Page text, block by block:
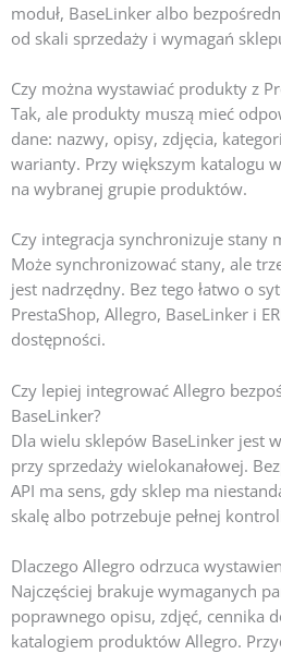
moduł, BaseLinker albo
od skali sprzedaży i wymagań
Czy można wystawiać produkty z
Tak, ale produkty muszą mieć
dane: nazwy, opisy, zdjęcia,
warianty. Przy większym katalogu
na wybranej grupie produktów.
Czy integracja synchronizuje stany
Może synchronizować stany, ale
jest nadrzędny. Bez tego łatwo o
PrestaShop, Allegro, BaseLinker i
dostępności.
Czy lepiej integrować Allegro
BaseLinker?
Dla wielu sklepów BaseLinker jest
przy sprzedaży wielokanałowej.
API ma sens, gdy sklep ma
skalę albo potrzebuje pełnej
Dlaczego Allegro odrzuca
Najczęściej brakuje wymaganych
poprawnego opisu, zdjęć, cennika
katalogiem produktów Allegro.